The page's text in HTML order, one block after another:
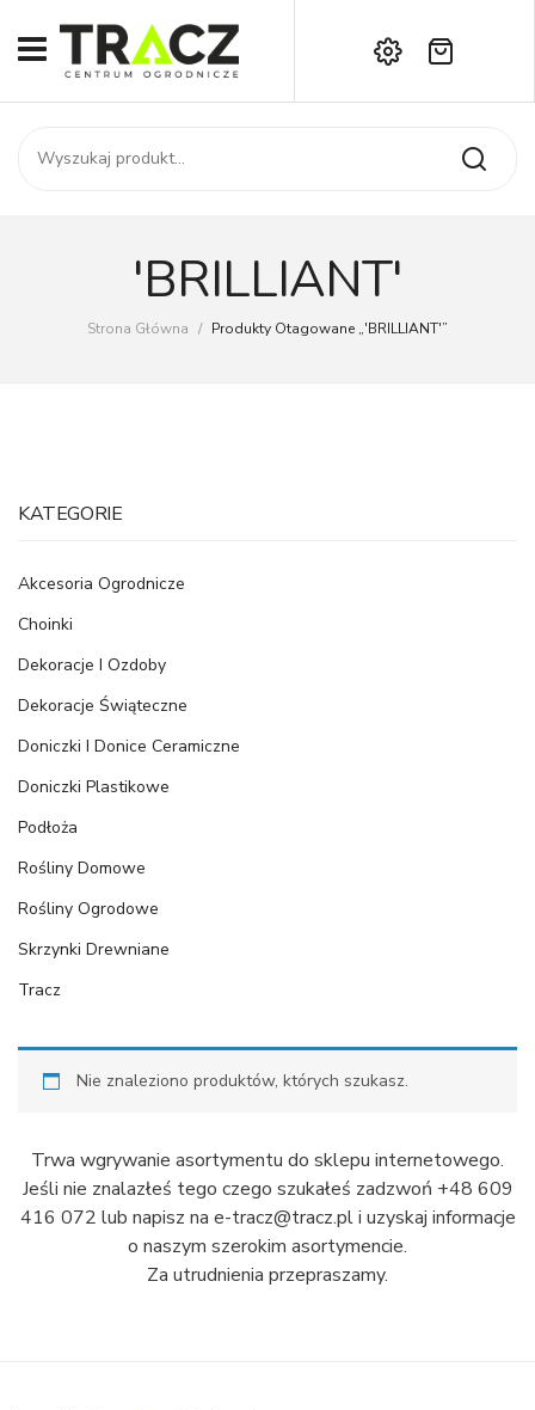
START
SKLEP
Kontakt
Brak produktów w koszyku.
'BRILLIANT'
Strona Główna / Produkty Otagowane „'BRILLIANT'”
KATEGORIE
Akcesoria Ogrodnicze
Choinki
Dekoracje I Ozdoby
Dekoracje Świąteczne
Doniczki I Donice Ceramiczne
Doniczki Plastikowe
Podłoża
Rośliny Domowe
Rośliny Ogrodowe
Skrzynki Drewniane
Tracz
Nie znaleziono produktów, których szukasz.
Trwa wgrywanie asortymentu do sklepu internetowego.
Jeśli nie znalazłeś tego czego szukałeś zadzwoń +48 609
416 072 lub napisz na e-tracz@tracz.pl i uzyskaj informacje
o naszym szerokim asortymencie.
Za utrudnienia przepraszamy.